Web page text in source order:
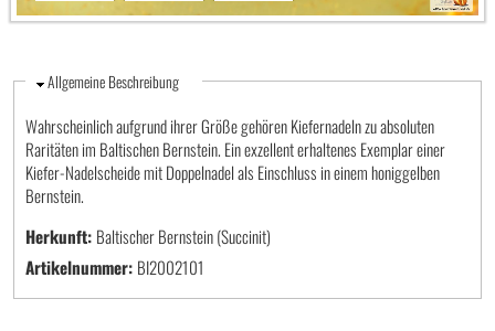
Ausblenden
Allgemeine Beschreibung
Wahrscheinlich aufgrund ihrer Größe gehören Kiefernadeln zu absoluten
Raritäten im Baltischen Bernstein. Ein exzellent erhaltenes Exemplar einer
Kiefer-Nadelscheide mit Doppelnadel als Einschluss in einem honiggelben
Bernstein.
Herkunft: Baltischer Bernstein (Succinit)
Artikelnummer: BI2002101